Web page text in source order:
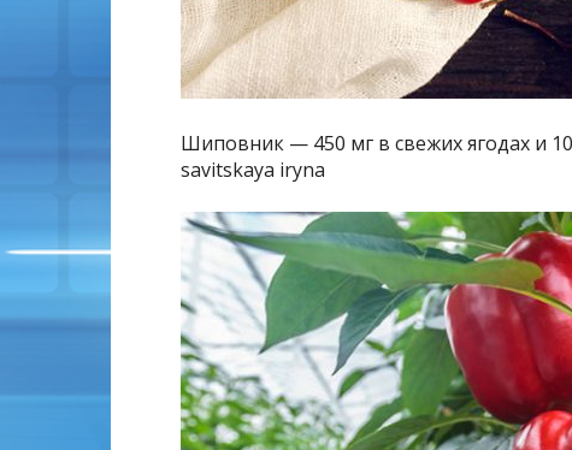
Шиповник — 450 мг в свежих ягодах и
savitskaya iryna